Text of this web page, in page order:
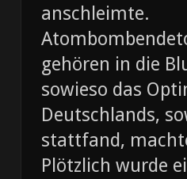
anschleimte.
gehören in die
sowieso das
Deutschlands,
stattfand,
Plötzlich wurde